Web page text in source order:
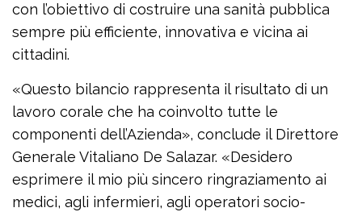
con l’obiettivo di costruire una sanità pubblica
sempre più efficiente, innovativa e vicina ai
cittadini.
«Questo bilancio rappresenta il risultato di un
lavoro corale che ha coinvolto tutte le
componenti dell’Azienda», conclude il Direttore
Generale Vitaliano De Salazar. «Desidero
esprimere il mio più sincero ringraziamento ai
medici, agli infermieri, agli operatori socio-